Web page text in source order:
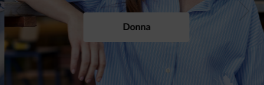
Previous
Donna
Next